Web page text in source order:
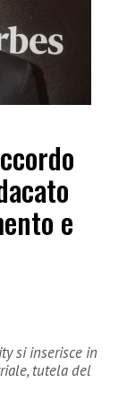
e
si inserisce in
tutela del